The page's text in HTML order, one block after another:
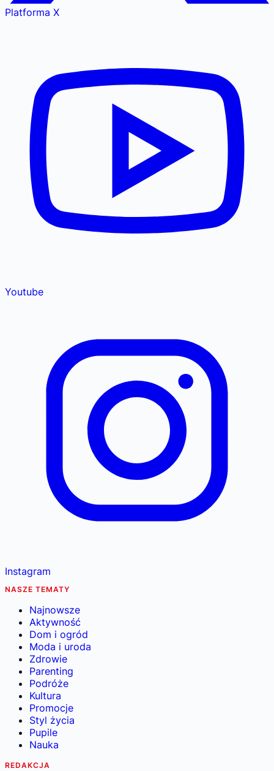
Platforma X
Youtube
Instagram
NASZE TEMATY
Najnowsze
Aktywność
Dom i ogród
Moda i uroda
Zdrowie
Parenting
Podróże
Kultura
Promocje
Styl życia
Pupile
Nauka
REDAKCJA